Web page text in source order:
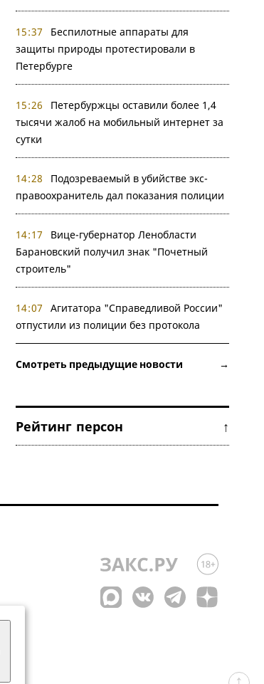
15:37
Беспилотные аппараты для
защиты природы протестировали в
Петербурге
15:26
Петербуржцы оставили более 1,4
тысячи жалоб на мобильный интернет за
сутки
14:28
Подозреваемый в убийстве экс-
правоохранитель дал показания полиции
14:17
Вице-губернатор Ленобласти
Барановский получил знак "Почетный
строитель"
14:07
Агитатора "Справедливой России"
отпустили из полиции без протокола
Смотреть предыдущие новости →
Рейтинг персон ↑